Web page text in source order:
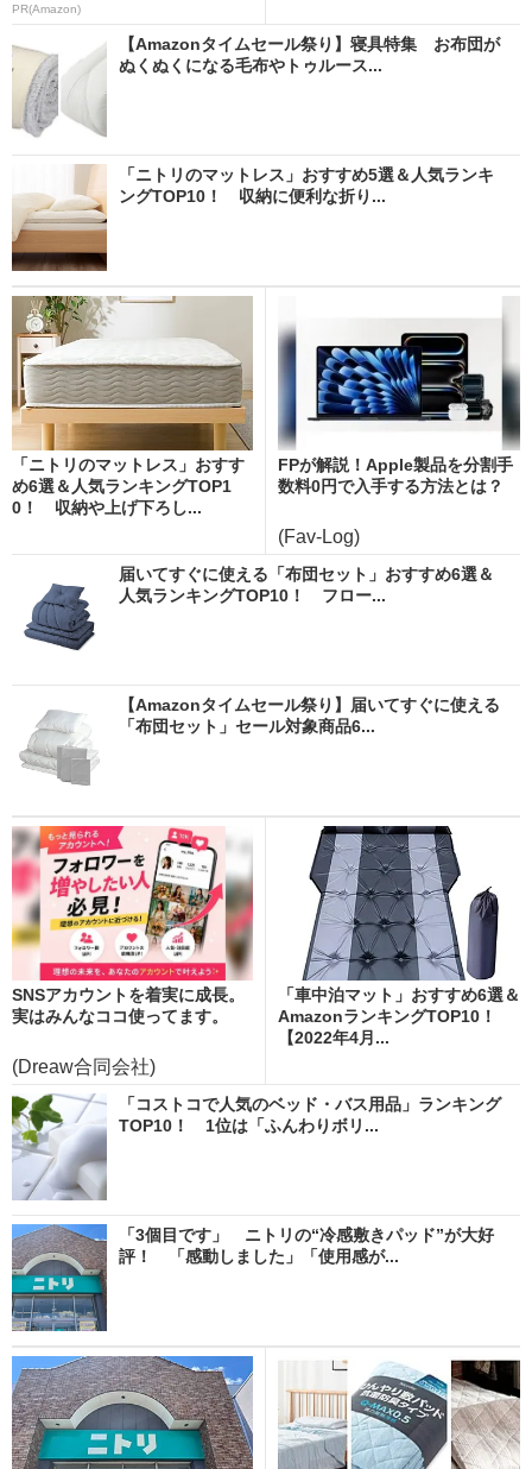
PR(Amazon)
【Amazonタイムセール祭り】寝具特集 お布団が
ぬくぬくになる毛布やトゥルース...
「ニトリのマットレス」おすすめ5選＆人気ランキ
ングTOP10！ 収納に便利な折り...
「ニトリのマットレス」おすす
め6選＆人気ランキングTOP1
0！ 収納や上げ下ろし...
FPが解説！Apple製品を分割手
数料0円で入手する方法とは？
(Fav-Log)
届いてすぐに使える「布団セット」おすすめ6選＆
人気ランキングTOP10！ フロー...
【Amazonタイムセール祭り】届いてすぐに使える
「布団セット」セール対象商品6...
SNSアカウントを着実に成長。
実はみんなココ使ってます。
(Dreaw合同会社)
「車中泊マット」おすすめ6選＆
AmazonランキングTOP10！
【2022年4月...
「コストコで人気のベッド・バス用品」ランキング
TOP10！ 1位は「ふんわりボリ...
「3個目です」 ニトリの“冷感敷きパッド”が大好
評！ 「感動しました」「使用感が...